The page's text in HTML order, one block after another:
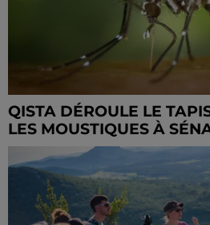
QISTA DÉROULE LE
LES MOUSTIQUES À